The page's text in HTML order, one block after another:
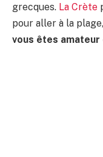
grecques. La Crète
pour aller à la
vous êtes amateur